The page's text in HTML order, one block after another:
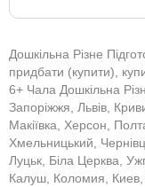
Дошкільна Різне
придбати (купити),
6+ Чала Дошкільна
Запоріжжя, Львів,
Макіївка, Херсон,
Хмельницький,
Луцьк, Біла Церква,
Калуш, Коломия, Киев,